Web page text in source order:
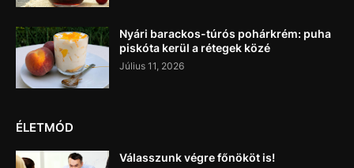
Nyári barackos-túrós pohárkrém: puha
piskóta kerül a rétegek közé
Július 11, 2026
ÉLETMÓD
Válasszunk végre főnököt is!